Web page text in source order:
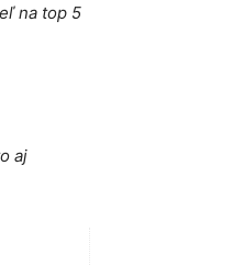
na top 5
aj